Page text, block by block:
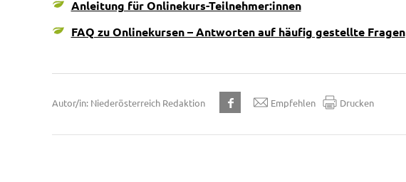
Anleitung für Onlinekurs-Teilnehmer:innen
FAQ zu Onlinekursen – Antworten auf häufig gestellte Fragen
Autor/in: Niederösterreich Redaktion Empfehlen Drucken